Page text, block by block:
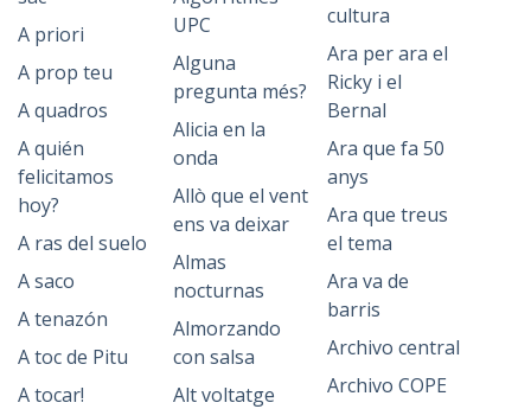
A priori
A prop teu
A quadros
A quién
felicitamos
hoy?
A ras del suelo
A saco
A tenazón
A toc de Pitu
A tocar!
UPC
Alguna
pregunta més?
Alicia en la
onda
Allò que el vent
ens va deixar
Almas
nocturnas
Almorzando
con salsa
Alt voltatge
cultura
Ara per ara el
Ricky i el
Bernal
Ara que fa 50
anys
Ara que treus
el tema
Ara va de
barris
Archivo central
Archivo COPE